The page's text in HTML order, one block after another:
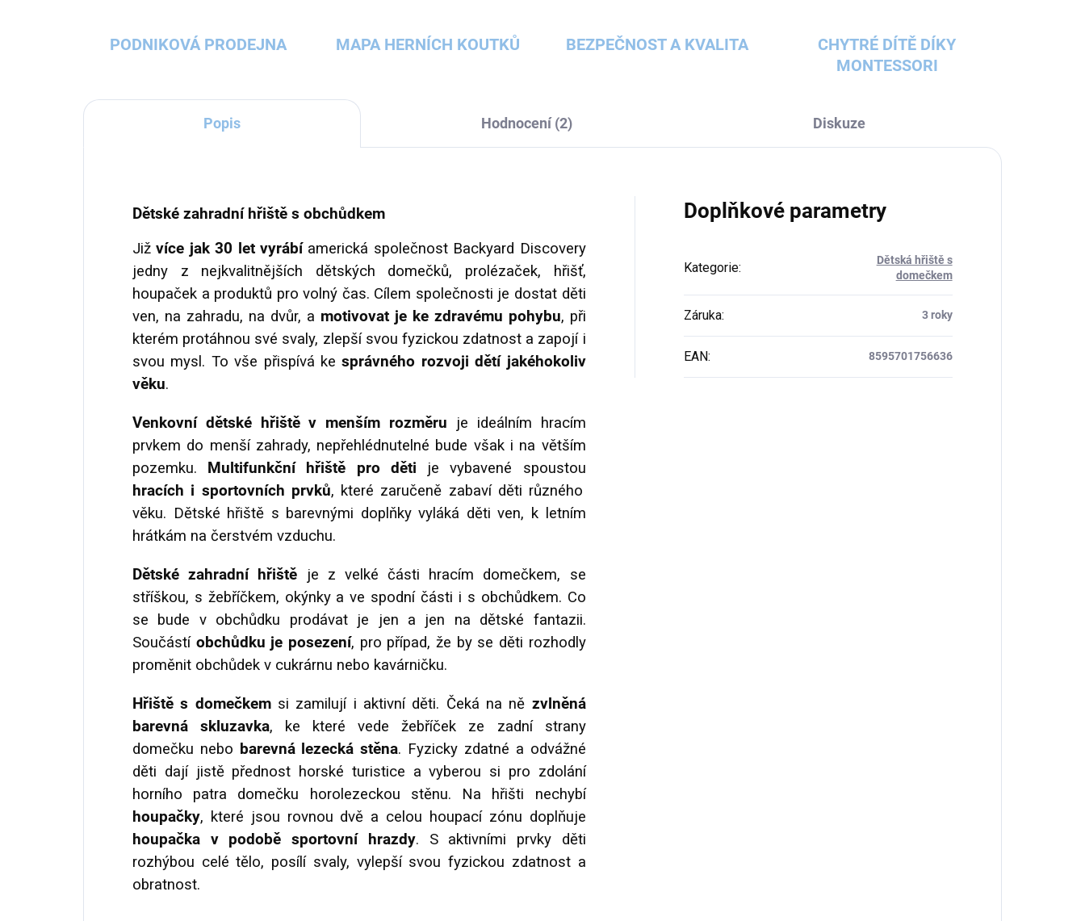
PODNIKOVÁ PRODEJNA MAPA HERNÍCH KOUTKŮ BEZPEČNOST A KVALITA
CHYTRÉ DÍTĚ DÍKY
MONTESSORI
Popis Hodnocení (2) Diskuze
Dětské zahradní hřiště s obchůdkem
Jižvíce jak 30 let vyrábí americká společnost Backyard Discovery
jedny z nejkvalitnějších dětských domečků, prolézaček, hřišť,
houpaček a produktů pro volný čas. Cílem společnosti je dostat děti
ven, na zahradu, na dvůr, a motivovat je ke zdravému pohybu, při
kterém protáhnou své svaly, zlepší svou fyzickou zdatnost a zapojí i
svou mysl. To vše přispívá kesprávného rozvoji dětí jakéhokoliv
věku.
Venkovní dětské hřiště v menším rozměru je ideálním hracím
prvkem do menší zahrady, nepřehlédnutelné bude však i na větším
pozemku.
Multifunkční hřiště pro děti je vybavené spoustou
hracích i sportovních prvků, které zaručeně zabaví děti různého
věku. Dětské hřiště s barevnými doplňky vyláká děti ven, k letním
hrátkám na čerstvém vzduchu.
Dětské zahradní hřiště je z velké části hracím domečkem, se
stříškou, s žebříčkem, okýnky a ve spodní části i s obchůdkem. Co
se bude v obchůdku prodávat je jen a jen na dětské fantazii.
Součástí obchůdku je posezení, pro případ, že by se děti rozhodly
proměnit obchůdek v cukrárnu nebo kavárničku.
Hřiště s domečkemsi zamilují i aktivní děti. Čeká na ně zvlněná
barevná skluzavka, ke které vede žebříček ze zadní strany
domečku nebo barevná lezecká stěna. Fyzicky zdatné a odvážné
děti dají jistě přednost horské turistice a vyberou si pro zdolání
horního patra domečku horolezeckou stěnu. Na hřišti nechybí
houpačky, které jsou rovnou dvě a celou houpací zónu doplňuje
houpačka v podobě sportovní hrazdy. S aktivními prvky děti
rozhýbou celé tělo, posílí svaly, vylepší svou fyzickou zdatnost a
obratnost.
Doplňkové parametry
Kategorie:
Dětská hřiště s
domečkem
Záruka: 3 roky
EAN: 8595701756636